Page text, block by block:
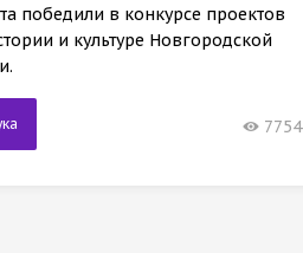
победили в конкурсе проектов
и культуре Новгородской
7754